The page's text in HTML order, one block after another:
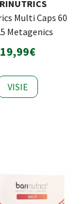
Multi Caps 60
Metagenics
19,99€
VISIE